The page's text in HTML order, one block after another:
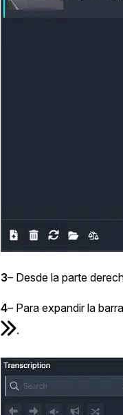
3– Desde la parte
4– Para expandir la
.